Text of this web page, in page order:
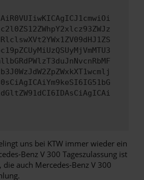
uns bei KTW immer wieder ein
Benz V 300 Tageszulassung ist
auch Mercedes-Benz V 300